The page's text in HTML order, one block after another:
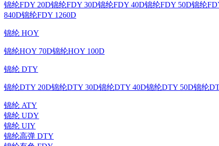
锦纶FDY 20D锦纶FDY 30D锦纶FDY 40D锦纶FDY 50D锦纶
840D锦纶FDY 1260D
锦纶 HOY
锦纶HOY 70D锦纶HOY 100D
锦纶 DTY
锦纶DTY 20D锦纶DTY 30D锦纶DTY 40D锦纶DTY 50D锦纶
锦纶 ATY
锦纶 UDY
锦纶 UIY
锦纶高弹 DTY